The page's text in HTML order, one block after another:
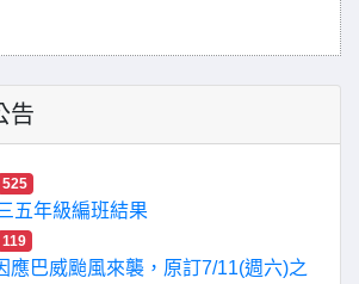
告
525
五年級編班結果
119
應巴威颱風來襲，原訂7/11(週六)之